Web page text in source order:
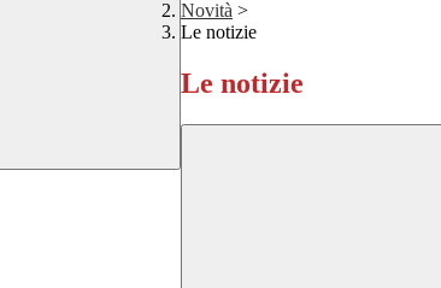
Novità >
Le notizie
Le notizie